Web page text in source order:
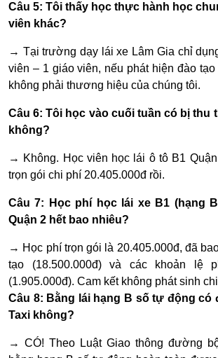
Câu 5: Tôi thấy học thực hành học
viên khác?
→ Tại trường dạy lái xe Lâm Gia chỉ
viên – 1 giáo viên, nếu phát hiện đào
không phải thương hiệu của chúng tôi.
Câu 6: Tôi học vào cuối tuần có bị thu
không?
→ Không. Học viên học lái ô tô B1
trọn gói chi phí 20.405.000đ rồi.
Câu 7: Học phí học lái xe B1 (hạng
Quận 2 hết bao nhiêu?
→ Học phí trọn gói là 20.405.000đ, đã
tạo (18.500.000đ) và các khoản lệ
(1.905.000đ). Cam kết không phát sinh
Câu 8: Bằng lái hạng B số tự động có
Taxi không?
→ CÓ! Theo Luật Giao thông đường